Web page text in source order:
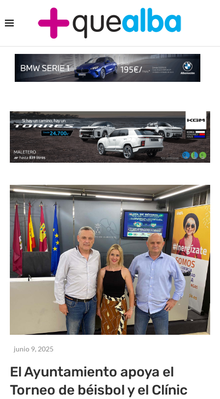
junio 9, 2025
El Ayuntamiento apoya el
Torneo de béisbol y el Clínic